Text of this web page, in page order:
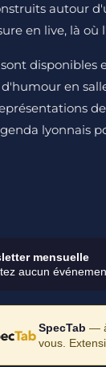
autour
en live, là
sont
en
lyonnais
mensuelle
aucun
SpecTab —
vous.